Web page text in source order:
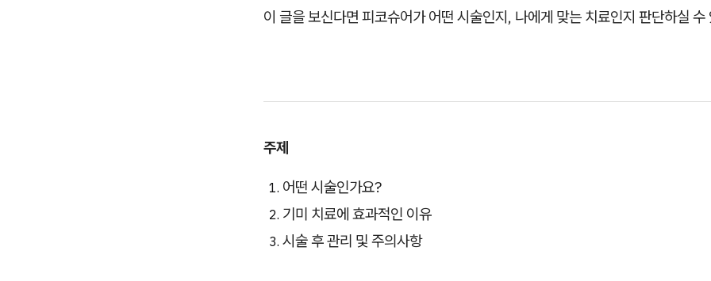
이 글을 보신다면 피코슈어가 어떤 시술인지, 나에게 맞는 치료인지 판단하실 수
주제
어떤 시술인가요?
기미 치료에 효과적인 이유
시술 후 관리 및 주의사항